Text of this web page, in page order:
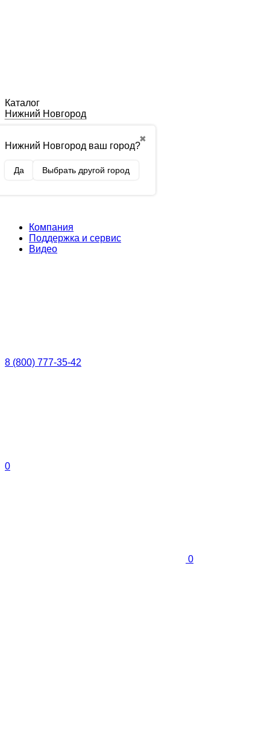
Каталог
Нижний Новгород
✖
Нижний Новгород ваш город?
Да Выбрать другой город
Компания
Поддержка и сервис
Видео
8 (800) 777-35-42
0
0